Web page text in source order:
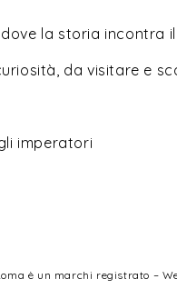
la storia incontra
da visitare e
imperatori
è un marchi registrato –